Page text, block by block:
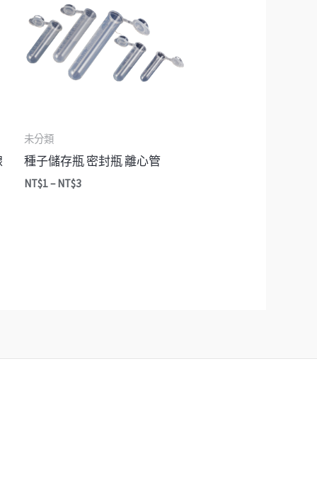
未分類
種子儲存瓶 密封瓶 離心管
NT$1–NT$3
圍：
NT$1
到
NT$3